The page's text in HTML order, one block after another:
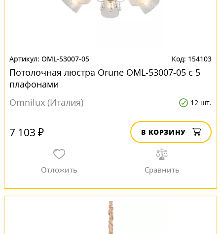
OML-53007-05 154103
Потолочная люстра Orune OML-53007-05 с 5
плафонами
Omnilux (Италия)
12 шт.
7 103 ₽ В КОРЗИНУ